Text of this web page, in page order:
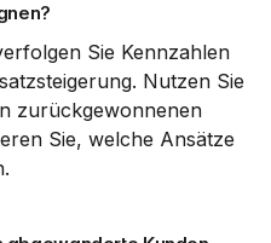
Sie Kennzahlen
Nutzen Sie
zurückgewonnenen
Sie, welche Ansätze